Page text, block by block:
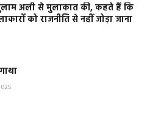
अली से मुलाकात की, कहते हैं कि
को राजनीति से नहीं जोड़ा जाना